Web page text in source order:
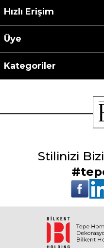
Hızlı Erişim
Üye
Kategoriler
Stilinizi